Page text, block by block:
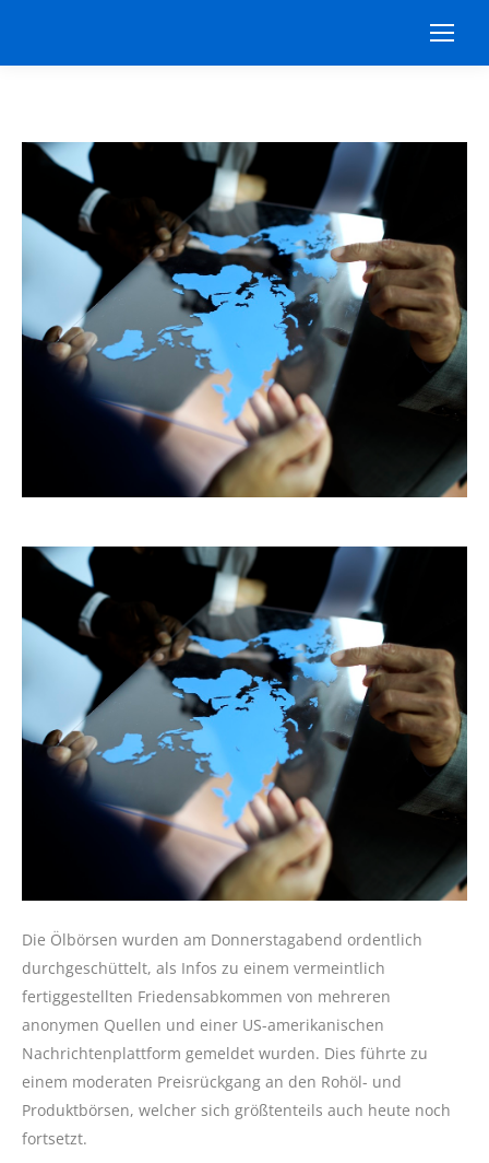
Die Ölbörsen wurden am Donnerstagabend ordentlich
durchgeschüttelt, als Infos zu einem vermeintlich
fertiggestellten Friedensabkommen von mehreren
anonymen Quellen und einer US-amerikanischen
Nachrichtenplattform gemeldet wurden. Dies führte zu
einem moderaten Preisrückgang an den Rohöl- und
Produktbörsen, welcher sich größtenteils auch heute noch
fortsetzt.